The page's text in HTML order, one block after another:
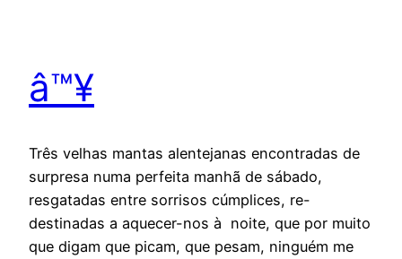
â™¥
Três velhas mantas alentejanas encontradas de
surpresa numa perfeita manhã de sábado,
resgatadas entre sorrisos cúmplices, re-
destinadas a aquecer-nos à noite, que por muito
que digam que picam, que pesam, ninguém me